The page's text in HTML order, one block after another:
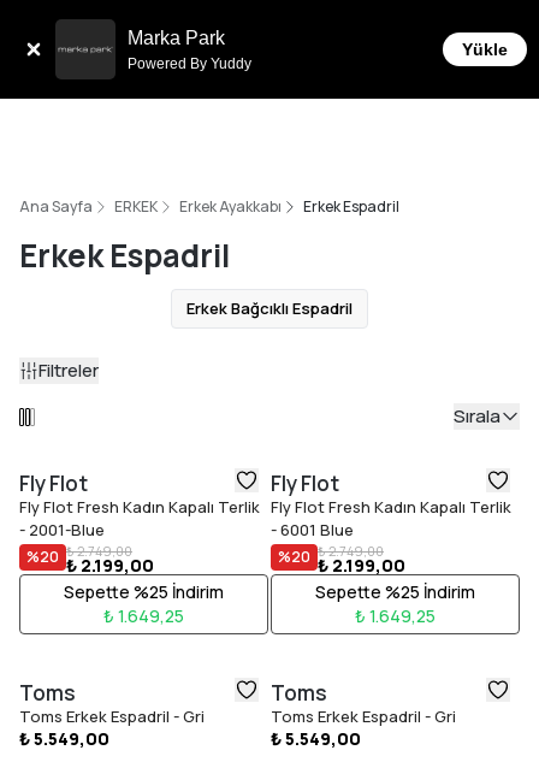
Marka Park
Powered By Yuddy
Yükle
Ana Sayfa ERKEK Erkek Ayakkabı Erkek Espadril
Erkek Espadril
Erkek Bağcıklı Espadril
Filtreler
Sırala
Fly Flot
Fly Flot Fresh Kadın Kapalı Terlik
- 2001-Blue
%20 ₺ 2.749,00
₺ 2.199,00
Sepette %25 İndirim
₺ 1.649,25
Fly Flot
Fly Flot Fresh Kadın Kapalı Terlik
- 6001 Blue
%20 ₺ 2.749,00
₺ 2.199,00
Sepette %25 İndirim
₺ 1.649,25
Toms
Toms Erkek Espadril - Gri
₺ 5.549,00
Toms
Toms Erkek Espadril - Gri
₺ 5.549,00